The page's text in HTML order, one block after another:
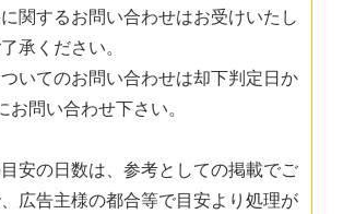
関するお問い合わせはお受けいたし
承ください。
いてのお問い合わせは却下判定日か
お問い合わせ下さい。
安の日数は、参考としての掲載でご
広告主様の都合等で目安より処理が